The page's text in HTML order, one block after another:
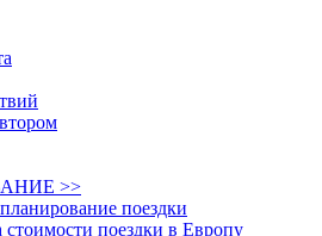
>>
поездки
поездки в Европу